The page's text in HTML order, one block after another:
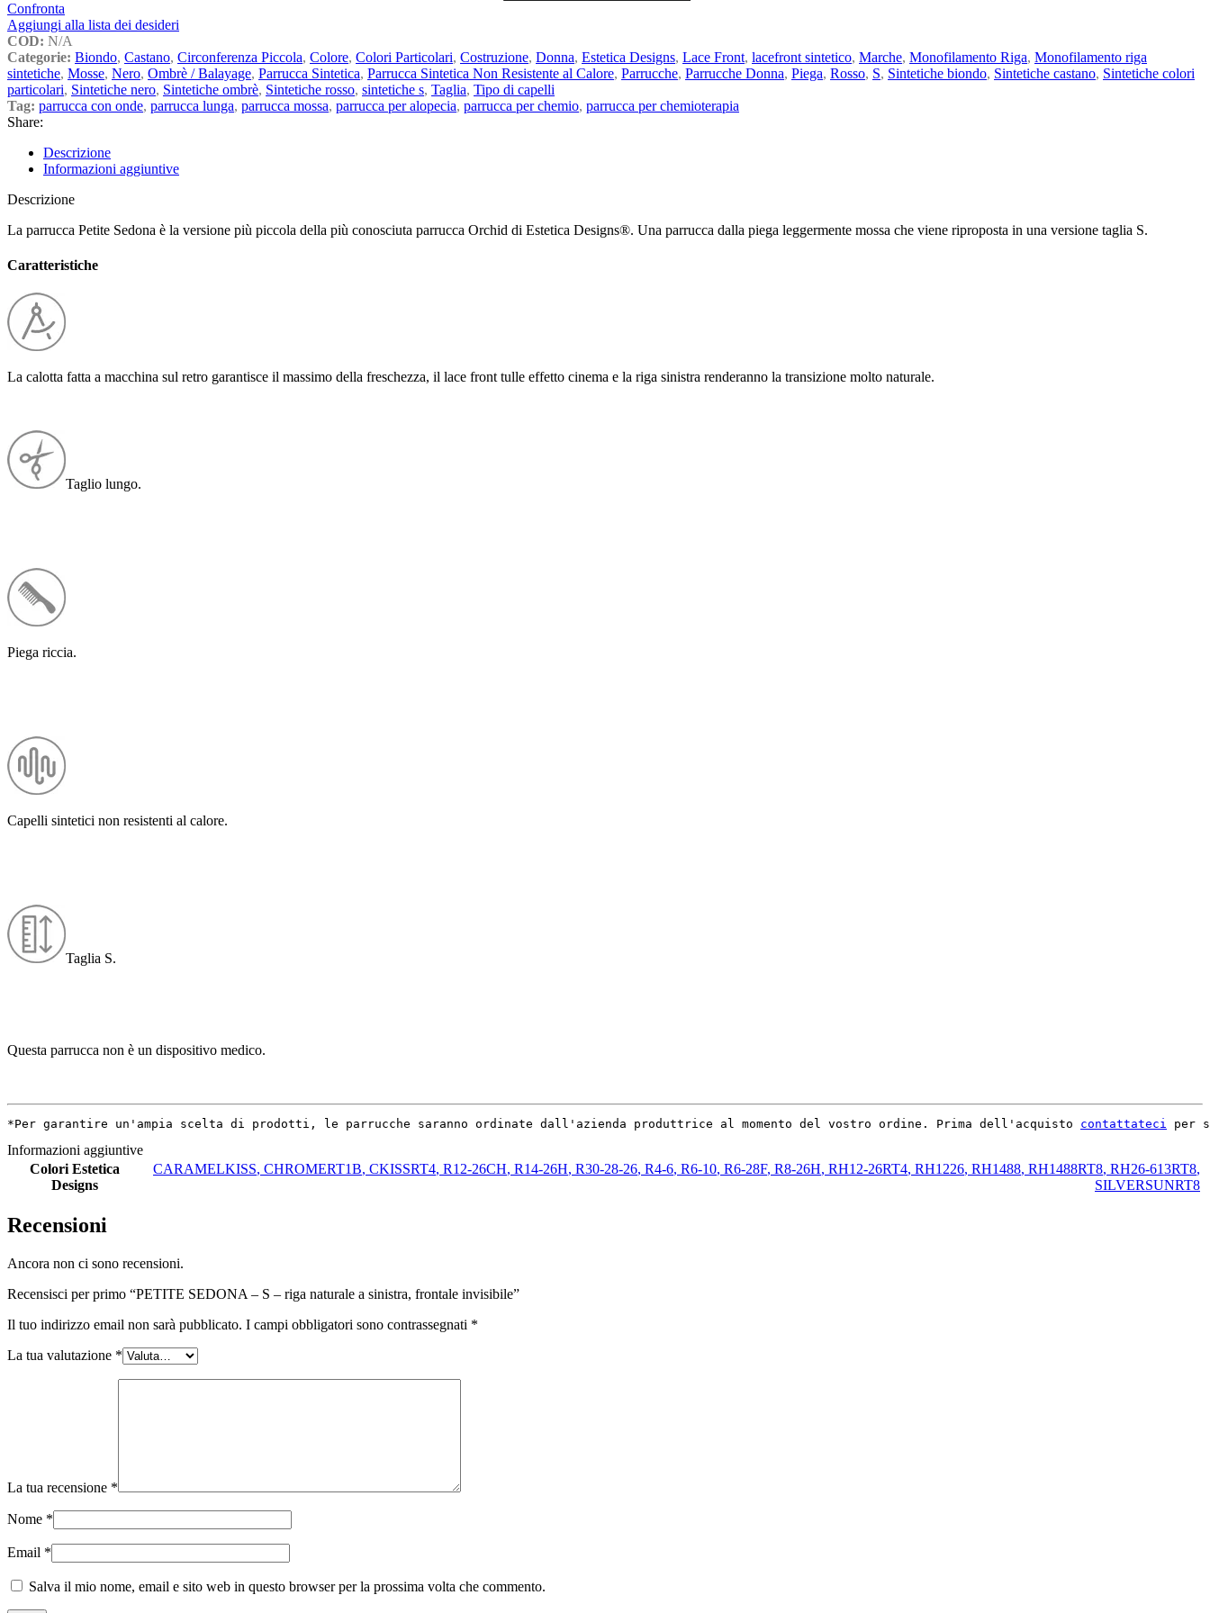
Confronta
Aggiungi alla lista dei desideri
COD: N/A
Categorie: Biondo, Castano, Circonferenza Piccola, Colore, Colori Particolari, Costruzione, Donna, Estetica Designs, Lace Front, lacefront sintetico, Marche, Monofilamento Riga, Monofilamento riga
sintetiche, Mosse, Nero, Ombrè / Balayage, Parrucca Sintetica, Parrucca Sintetica Non Resistente al Calore, Parrucche, Parrucche Donna, Piega, Rosso, S, Sintetiche biondo, Sintetiche castano, Sintetiche colori
particolari, Sintetiche nero, Sintetiche ombrè, Sintetiche rosso, sintetiche s, Taglia, Tipo di capelli
Tag: parrucca con onde, parrucca lunga, parrucca mossa, parrucca per alopecia, parrucca per chemio, parrucca per chemioterapia
Share:
Descrizione
Informazioni aggiuntive
Descrizione
La parrucca Petite Sedona è la versione più piccola della più conosciuta parrucca Orchid di Estetica Designs®. Una parrucca dalla piega leggermente mossa che viene riproposta in una versione taglia S.
Caratteristiche
La calotta fatta a macchina sul retro garantisce il massimo della freschezza, il lace front tulle effetto cinema e la riga sinistra renderanno la transizione molto naturale.
Taglio lungo.
Piega riccia.
Capelli sintetici non resistenti al calore.
Taglia S.
Questa parrucca non è un dispositivo medico.
*Per garantire un'ampia scelta di prodotti, le parrucche saranno ordinate dall'azienda produttrice al momento del vostro ordine. Prima dell'acquisto contattateci per
Informazioni aggiuntive
Colori Estetica
Designs
CARAMELKISS, CHROMERT1B, CKISSRT4, R12-26CH, R14-26H, R30-28-26, R4-6, R6-10, R6-28F, R8-26H, RH12-26RT4, RH1226, RH1488, RH1488RT8, RH26-613RT8,
SILVERSUNRT8
Recensioni
Ancora non ci sono recensioni.
Recensisci per primo “PETITE SEDONA – S – riga naturale a sinistra, frontale invisibile”
Il tuo indirizzo email non sarà pubblicato. I campi obbligatori sono contrassegnati *
La tua valutazione *
La tua recensione *
Nome *
Email *
Salva il mio nome, email e sito web in questo browser per la prossima volta che commento.